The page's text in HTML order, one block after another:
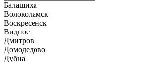
Балашиха
Волоколамск
Воскресенск
Видное
Дмитров
Домодедово
Дубна